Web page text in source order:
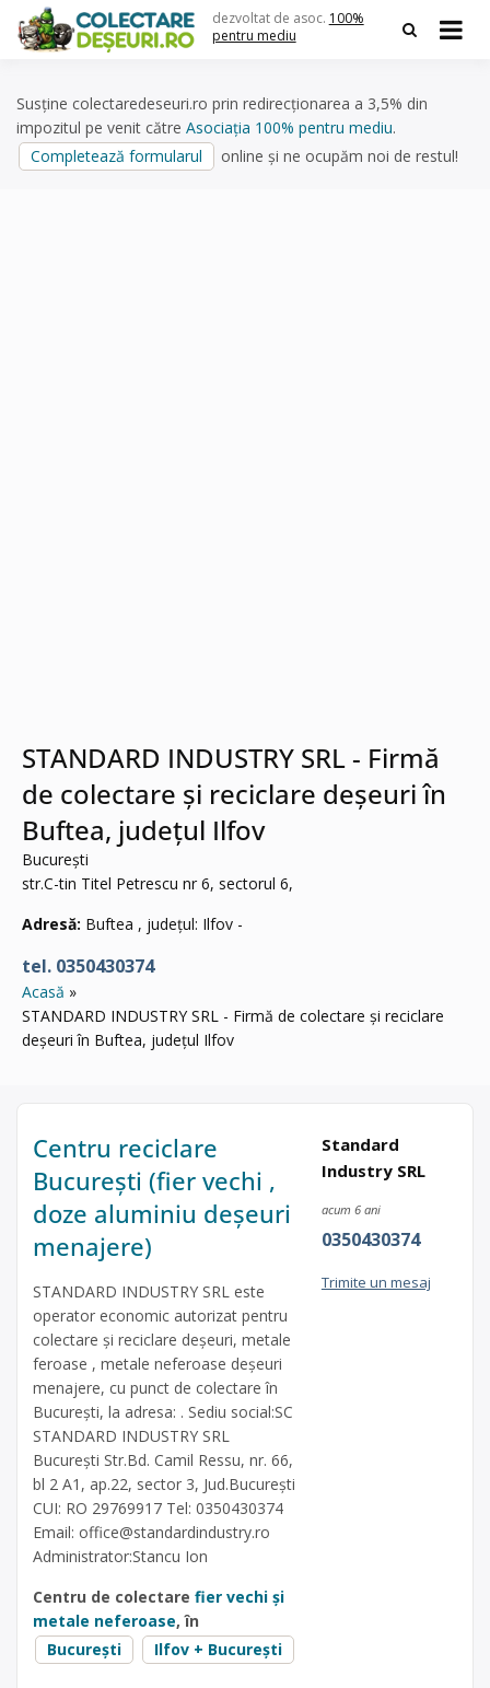
content
dezvoltat de asoc. 100%
pentru mediu
Susține colectaredeseuri.ro prin redirecționarea a 3,5% din
impozitul pe venit către Asociația 100% pentru mediu.
Completează formularul
online și ne ocupăm noi de restul!
STANDARD INDUSTRY SRL - Firmă
de colectare și reciclare deșeuri în
Buftea, județul Ilfov
București
str.C-tin Titel Petrescu nr 6, sectorul 6,
Adresă: Buftea , județul: Ilfov -
tel. 0350430374
Acasă
STANDARD INDUSTRY SRL - Firmă de colectare și reciclare
deșeuri în Buftea, județul Ilfov
Centru reciclare
București (fier vechi ,
doze aluminiu deșeuri
menajere)
STANDARD INDUSTRY SRL este
operator economic autorizat pentru
colectare și reciclare deșeuri, metale
feroase , metale neferoase deșeuri
menajere, cu punct de colectare în
București, la adresa: . Sediu social:SC
STANDARD INDUSTRY SRL
București Str.Bd. Camil Ressu, nr. 66,
bl 2 A1, ap.22, sector 3, Jud.București
CUI: RO 29769917 Tel: 0350430374
Email: office@standardindustry.ro
Administrator:Stancu Ion
Centru de colectare fier vechi și
metale neferoase, în
București
Ilfov + București
Standard
Industry SRL
acum 6 ani
0350430374
Trimite un mesaj